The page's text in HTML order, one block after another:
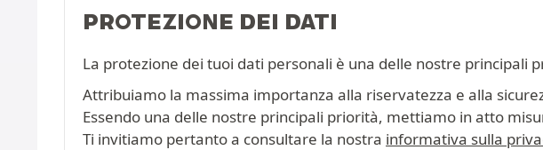
PROTEZIONE DEI DATI
La protezione dei tuoi dati personali è una delle nostre principali
Attribuiamo la massima importanza alla riservatezza e alla
Essendo una delle nostre principali priorità, mettiamo in atto
Ti invitiamo pertanto a consultare la nostra informativa sulla